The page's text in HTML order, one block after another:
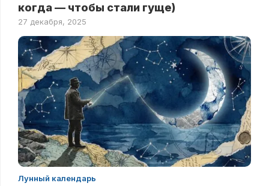
когда — чтобы стали гуще)
27 декабря, 2025
Лунный календарь